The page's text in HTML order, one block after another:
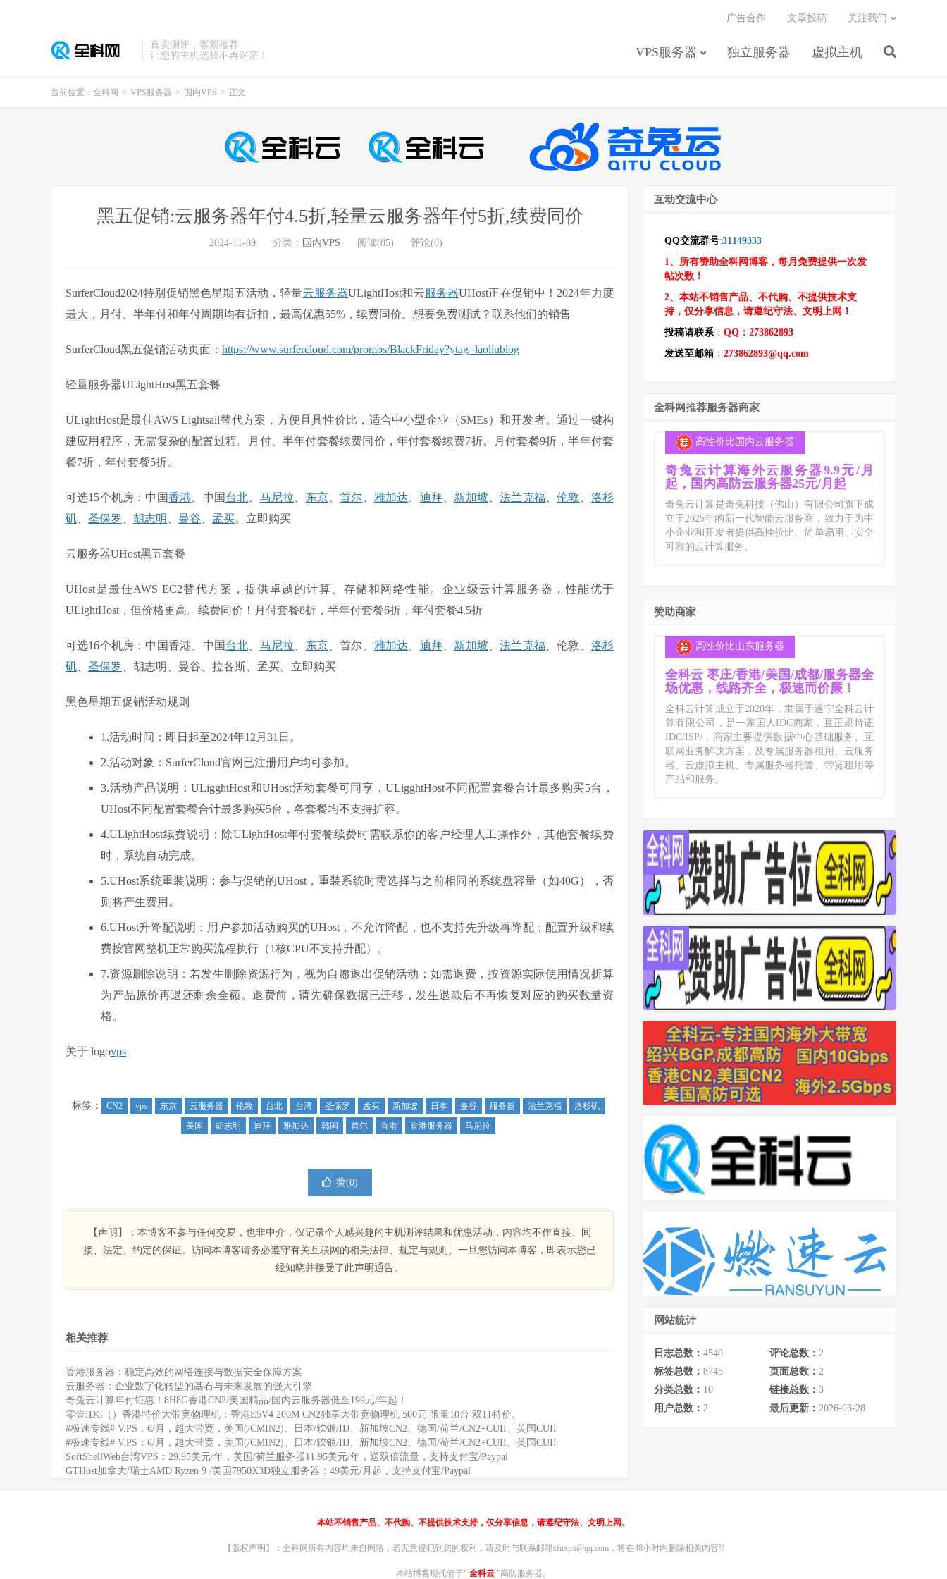
真实测评，客观推荐
让您的主机选择不再迷茫！
VPS服务器 独立服务器 虚拟主机
广告合作 文章投稿 关注我们
当前位置： 全科网 > VPS服务器 > 国内VPS > 正文
黑五促销:云服务器年付4.5折,轻量云服务器年付5折,续费同价
2024-11-09 分类： 国内VPS 阅读(85) 评论(0)
SurferCloud2024特别促销黑色星期五活动，轻量云服务器ULightHost和云服务器UHost正在促销中！2024年力度
最大，月付、半年付和年付周期均有折扣，最高优惠55%，续费同价。想要免费测试？联系他们的销售
SurferCloud黑五促销活动页面： https://www.surfercloud.com/promos/BlackFriday?ytag=laoliublog
轻量服务器ULightHost黑五套餐
ULightHost是最佳AWS Lightsail替代方案，方便且具性价比，适合中小型企业（SMEs）和开发者。通过一键构
建应用程序，无需复杂的配置过程。月付、半年付套餐续费同价，年付套餐续费7折。月付套餐9折，半年付套
餐7折，年付套餐5折。
可选15个机房：中国香港 、中国 台北 马尼拉 东京、首尔 雅加达 迪拜 新加坡 、法兰克福 、伦敦
洛杉
矶
圣保罗 胡志明 曼谷 孟买。立即购买
云服务器UHost黑五套餐
UHost是最佳AWS EC2替代方案，提供卓越的计算、存储和网络性能。企业级云计算服务器，性能优于
ULightHost，但价格更高。续费同价！月付套餐8折，半年付套餐6折，年付套餐4.5折
可选16个机房：中国香港、中国 台北 马尼拉 东京、首尔、 雅加达 迪拜 新加坡 、法兰克福 、伦敦、 洛杉
矶
圣保罗 、胡志明、曼谷、拉各斯、孟买。立即购买
黑色星期五促销活动规则
1.活动时间：即日起至2024年12月31日。
2.活动对象：SurferCloud官网已注册用户均可参加。
3.活动产品说明：ULigghtHost和UHost活动套餐可同享，ULigghtHost不同配置套餐合计最多购买5台，
UHost不同配置套餐合计最多购买5台，各套餐均不支持扩容。
4.ULightHost续费说明：除ULightHost年付套餐续费时需联系你的客户经理人工操作外，其他套餐续费
时，系统自动完成。
5.UHost系统重装说明：参与促销的UHost，重装系统时需选择与之前相同的系统盘容量（如40G），否
则将产生费用。
6.UHost升降配说明：用户参加活动购买的UHost，不允许降配，也不支持先升级再降配；配置升级和续
费按官网整机正常购买流程执行（1核CPU不支持升配）。
7.资源删除说明：若发生删除资源行为，视为自愿退出促销活动；如需退费，按资源实际使用情况折算
为产品原价再退还剩余金额。退费前，请先确保数据已迁移，发生退款后不再恢复对应的购买数量资
格。
关于 logovps
标签： CN2 vps 东京 云服务器 伦敦 台北 台湾 圣保罗 孟买 新加坡 日本 曼谷 服务器 法兰克福
洛杉矶
美国
胡志明 迪拜 雅加达 韩国 首尔 香港 香港服务器 马尼拉
赞(0)
【声明】：本博客不参与任何交易，也非中介，仅记录个人感兴趣的主机测评结果和优惠活动，内容均不作直接、间
接、法定、约定的保证。访问本博客请务必遵守有关互联网的相关法律、规定与规则。一旦您访问本博客，即表示您已
经知晓并接受了此声明通告。
相关推荐
香港服务器：稳定高效的网络连接与数据安全保障方案
云服务器：企业数字化转型的基石与未来发展的强大引擎
奇兔云计算年付钜惠！8H8G香港CN2/美国精品/国内云服务器低至199元/年起！
零壹IDC（）香港特价大带宽物理机：香港E5V4 200M CN2独享大带宽物理机 500元 限量10台 双11特价。
#极速专线# V.PS：€/月，超大带宽，美国(/CMIN2)、日本/软银/IIJ、新加坡CN2、德国/荷兰/CN2+CUII、英国CUII
#极速专线# V.PS：€/月，超大带宽，美国(/CMIN2)、日本/软银/IIJ、新加坡CN2、德国/荷兰/CN2+CUII、英国CUII
SoftShellWeb台湾VPS：29.95美元/年，美国/荷兰服务器11.95美元/年，送双倍流量，支持支付宝/Paypal
GTHost加拿大/瑞士AMD Ryzen 9 /美国7950X3D独立服务器：49美元/月起，支持支付宝/Paypal
互动交流中心
QQ交流群号:31149333
1、所有赞助全科网博客，每月免费提供一次发
帖次数！
2、本站不销售产品、不代购、不提供技术支
持，仅分享信息，请遵纪守法、文明上网！
投稿请联系： QQ：273862893
发送至邮箱 ： 273862893@qq.com
全科网推荐服务器商家
高性价比国内云服务器
奇兔云计算海外云服务器9.9元/月
起，国内高防云服务器25元/月起
奇兔云计算是奇兔科技（佛山）有限公司旗下成
立于2025年的新一代智能云服务商，致力于为中
小企业和开发者提供高性价比、简单易用、安全
可靠的云计算服务。
赞助商家
高性价比山东服务器
全科云 枣庄/香港/美国/成都/服务器全
场优惠，线路齐全，极速而价廉！
全科云计算成立于2020年，隶属于遂宁全科云计
算有限公司，是一家国人IDC商家，且正规持证
IDC/ISP/，商家主要提供数据中心基础服务、互
联网业务解决方案，及专属服务器租用、云服务
器、云虚拟主机、专属服务器托管、带宽租用等
产品和服务。
网站统计
日志总数： 4540 评论总数： 2
标签总数： 8745 页面总数： 2
分类总数： 10 链接总数： 3
用户总数： 2 最后更新： 2026-03-28
本站不销售产品、不代购、不提供技术支持，仅分享信息，请遵纪守法、文明上网。
【版权声明】：全科网所有内容均来自网络，若无意侵犯到您的权利，请及时与联系邮箱sfuxpx@qq.com，将在48小时内删除相关内容!!
本站博客现托管于“ 全科云 ”高防服务器。